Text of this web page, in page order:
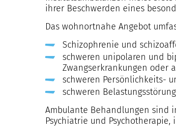
ihrer Beschwerden eines
Das wohnortnahe Angebot
Schizophrenie und
schweren unipolaren und
Zwangserkrankungen oder
schweren Persönlichkeits-
schweren
Ambulante Behandlungen sind
Psychiatrie und Psychotherapie,